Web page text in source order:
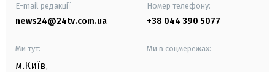
E-mail редакції
news24@24tv.com.ua
Номер телефону:
+38 044 390 5077
Ми тут:
м.Київ,
Ми в соцмережах: